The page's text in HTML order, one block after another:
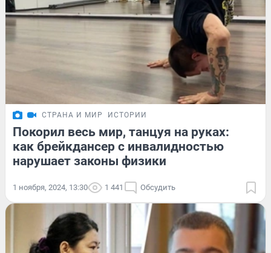
СТРАНА И МИР ИСТОРИИ
Покорил весь мир, танцуя на руках:
как брейкдансер с инвалидностью
нарушает законы физики
1 ноября, 2024, 13:30 1 441 Обсудить